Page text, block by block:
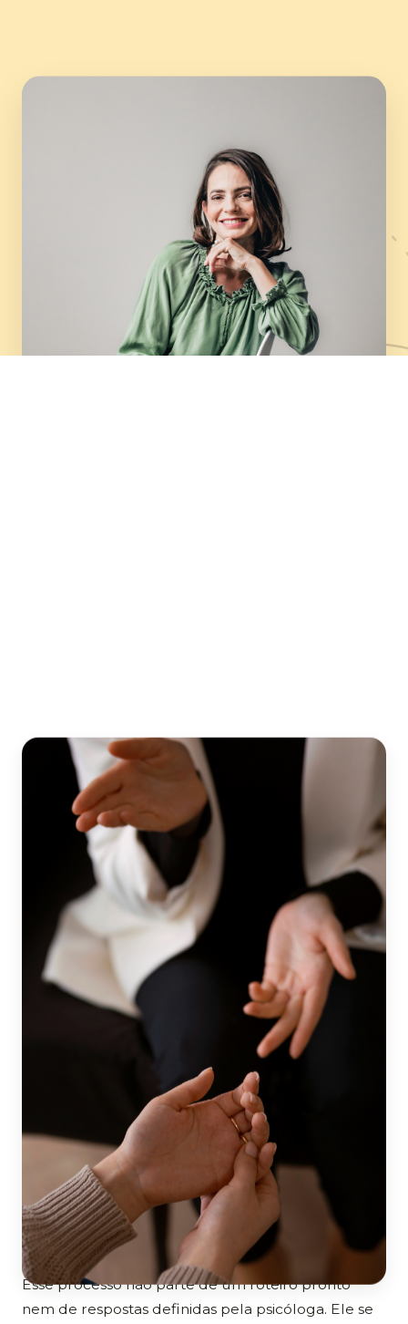
O que é a psicoterapia?
A psicoterapia é um processo de
acompanhamento psicológico que oferece um
espaço ético, confidencial e respeitoso para que
você possa falar sobre o que sente, pensa e vive.
Ao longo dos encontros, você pode olhar com mais
atenção para suas experiências, perceber
sentimentos, necessidades e dificuldades que nem
sempre são reconhecidos no cotidiano e
compreender como eles se relacionam com suas
escolhas e com a maneira como você se relaciona
consigo e com outras pessoas.
Esse processo não parte de um roteiro pronto
nem de respostas definidas pela psicóloga. Ele se